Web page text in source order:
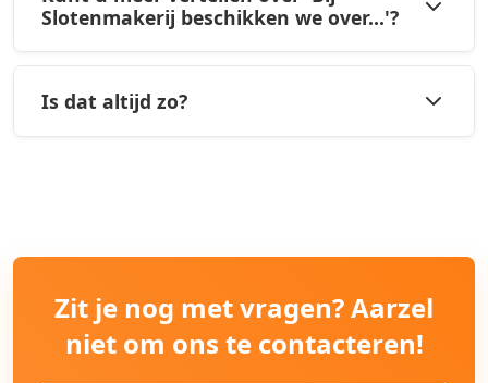
Slotenmakerij beschikken we over...'?
Is dat altijd zo?
Zit je nog met vragen? Aarzel
niet om ons te contacteren!